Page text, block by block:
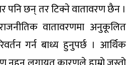
पनि छन् तर टिक्ने वातावरण छैन ।
वातावरणमा अनुकूलित
गर्न बाध्य हुनुपर्छ । आर्थिक